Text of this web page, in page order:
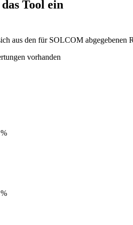
das Tool ein
aus den für SOLCOM abgegebenen
vorhanden